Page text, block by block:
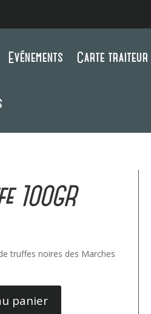
Evénements Carte traiteur
100GR
truffes noires des Marches
panier